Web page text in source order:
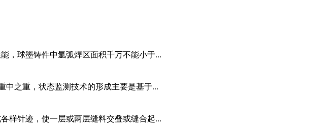
，球墨铸件中氩弧焊区面积千万不能小于...
中之重，状态监测技术的形成主要是基于...
样针迹，使一层或两层缝料交叠或缝合起...